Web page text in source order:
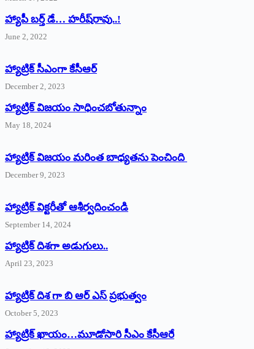
హ్యాపీ బర్త్ ‌డే… హరీష్‌రావు..!
June 2, 2022
హ్యాట్రిక్‌ ‌సీఎంగా కేసీఆర్‌
December 2, 2023
హ్యాట్రిక్‌ విజయం సాధించబోతున్నాం
May 18, 2024
హ్యాట్రిక్ విజయం మరింత బాధ్యతను పెంచింది
December 9, 2023
హ్యాట్రిక్‌ ‌విక్టరీతో ఆశీర్వదించండి
September 14, 2024
‌హ్యాట్రిక్‌ ‌దిశగా అడుగులు..
April 23, 2023
హ్యాట్రిక్ దిశ గా బి ఆర్ ఎస్ ప్రభుత్వం
October 5, 2023
హ్యాట్రిక్‌ ‌ఖాయం…మూడోసారి సీఎం కేసీఆరే